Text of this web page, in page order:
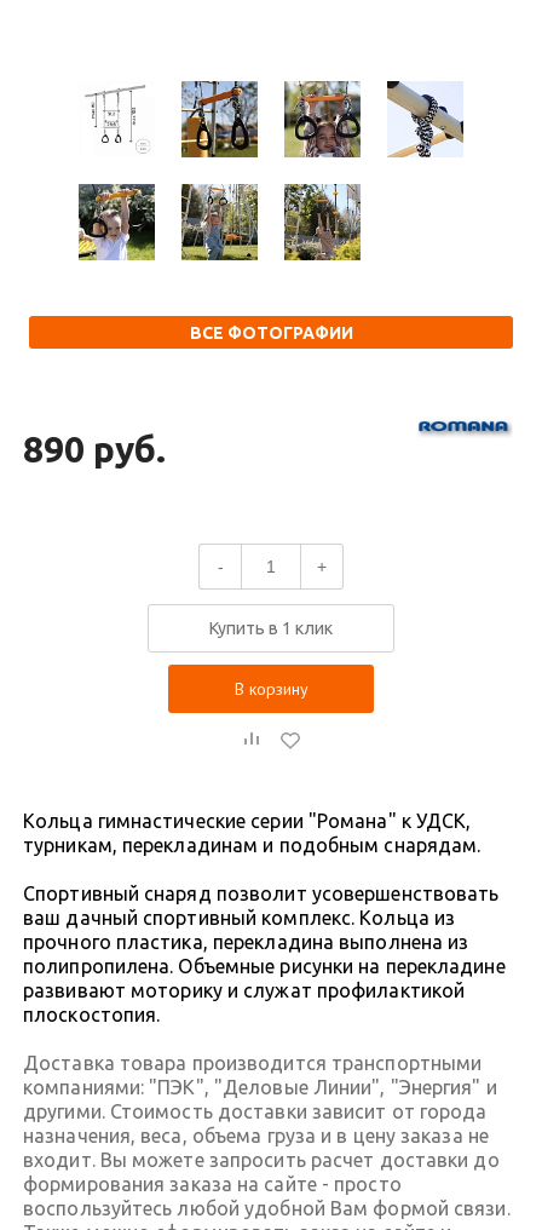
ВСЕ ФОТОГРАФИИ
890 руб.
- +
Купить в 1 клик
В корзину
Кольца гимнастические серии "Романа" к УДСК,
турникам, перекладинам и подобным снарядам.
Спортивный снаряд позволит усовершенствовать
ваш дачный спортивный комплекс. Кольца из
прочного пластика, перекладина выполнена из
полипропилена. Объемные рисунки на перекладине
развивают моторику и служат профилактикой
плоскостопия.
Доставка товара производится транспортными
компаниями: "ПЭК", "Деловые Линии", "Энергия" и
другими. Стоимость доставки зависит от города
назначения, веса, объема груза и в цену заказа не
входит. Вы можете запросить расчет доставки до
формирования заказа на сайте - просто
воспользуйтесь любой удобной Вам формой связи.